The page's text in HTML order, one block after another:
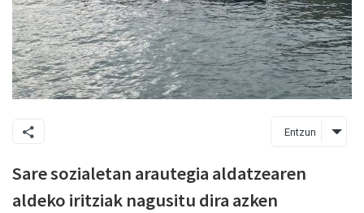
Entzun
Sare sozialetan arautegia aldatzearen
aldeko iritziak nagusitu dira azken